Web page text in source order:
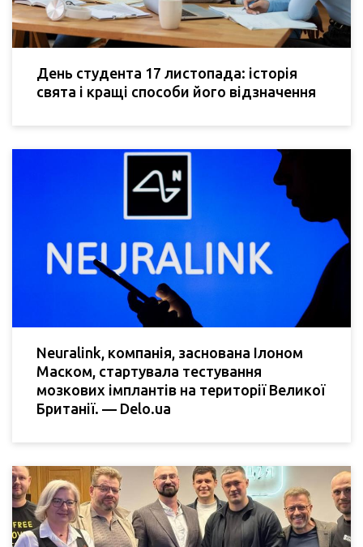
День студента 17 листопада: історія
свята і кращі способи його відзначення
Neuralink, компанія, заснована Ілоном
Маском, стартувала тестування
мозкових імплантів на території Великої
Британії. — Delo.ua